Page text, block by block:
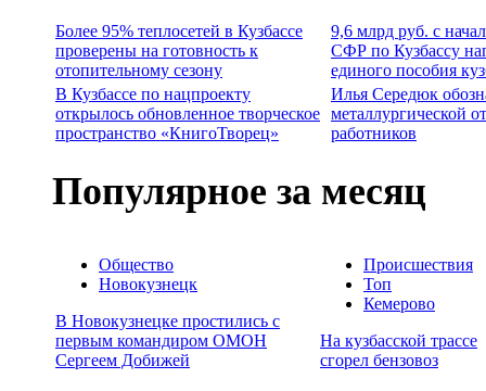
Более 95% теплосетей в Кузбассе
проверены на готовность к
отопительному сезону
9,6 млрд руб. с
СФР по Кузбассу
единого пособия
В Кузбассе по нацпроекту
открылось обновленное творческое
пространство «КнигоТворец»
Илья Середюк
металлургической
работников
Популярное за месяц
Общество
Новокузнецк
В Новокузнецке простились с
первым командиром ОМОН
Сергеем Добижей
Происшествия
Топ
Кемерово
На кузбасской трассе
сгорел бензовоз